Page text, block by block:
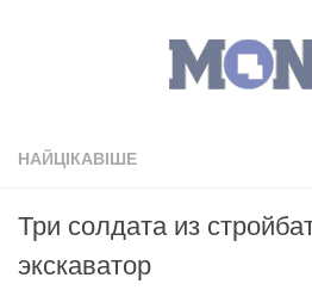
НАЙЦІКАВІШЕ
Три солдата из
экскаватор